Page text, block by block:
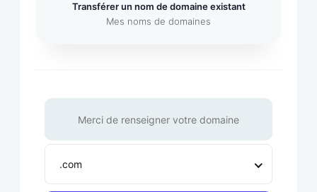
Transférer un nom de domaine existant
Mes noms de domaines
.com